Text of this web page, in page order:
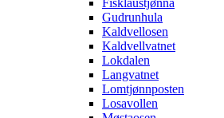
Fisklaustjønna
Gudrunhula
Kaldvellosen
Kaldvellvatnet
Lokdalen
Langvatnet
Lomtjønnposten
Losavollen